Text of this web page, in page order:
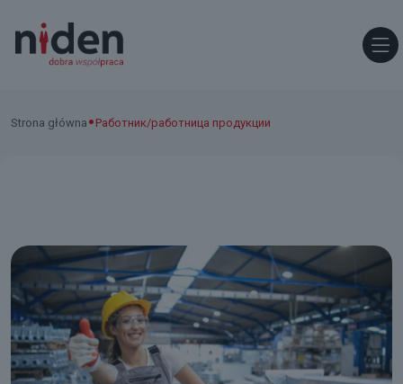
Strona główna • Работник/работница продукции